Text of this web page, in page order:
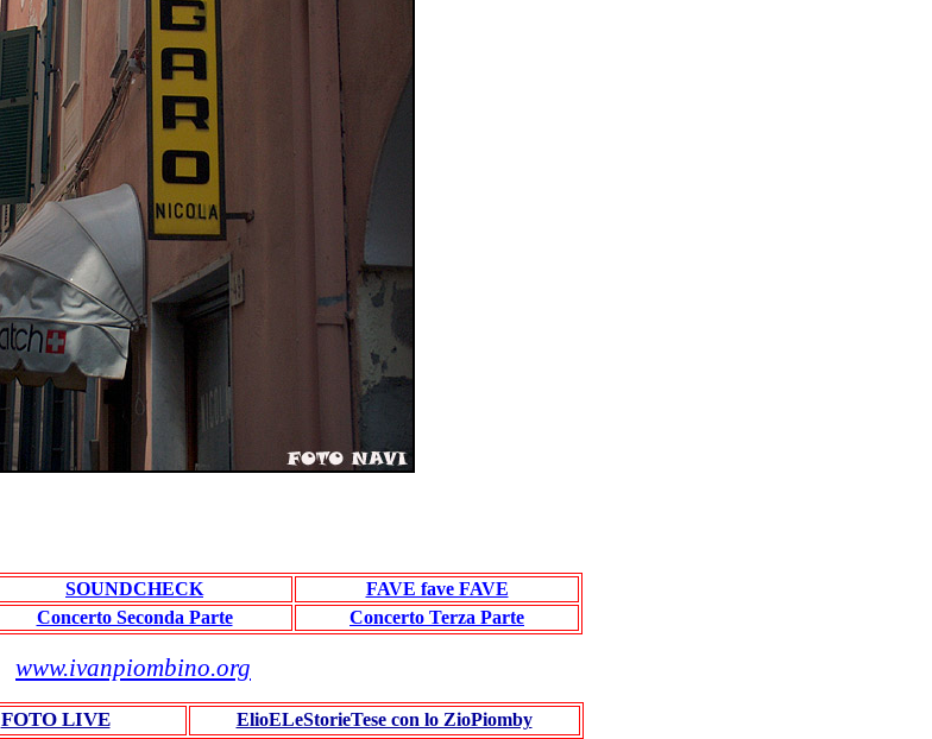
SOUNDCHECK
FAVE fave FAVE
Concerto Seconda Parte Concerto Terza Parte
www.ivanpiombino.org
FOTO LIVE ElioELeStorieTese con lo ZioPiomby